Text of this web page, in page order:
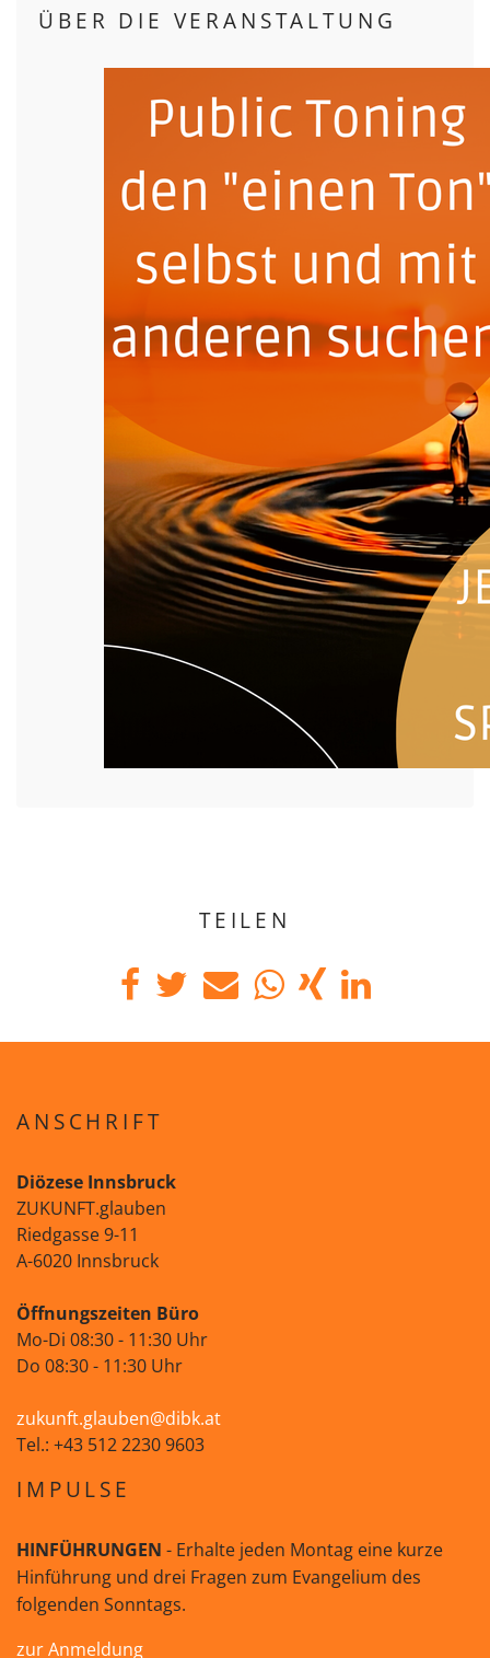
ÜBER DIE VERANSTALTUNG
TEILEN
ANSCHRIFT
Diözese Innsbruck
ZUKUNFT.glauben
Riedgasse 9-11
A-6020 Innsbruck
Öffnungszeiten Büro
Mo-Di 08:30 - 11:30 Uhr
Do 08:30 - 11:30 Uhr
zukunft.glauben@dibk.at
Tel.: +43 512 2230 9603
IMPULSE
HINFÜHRUNGEN - Erhalte jeden Montag eine kurze
Hinführung und drei Fragen zum Evangelium des
folgenden Sonntags.
zur Anmeldung